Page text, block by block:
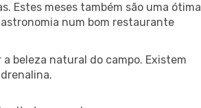
Estes meses também são uma ótima
num bom restaurante
beleza natural do campo. Existem